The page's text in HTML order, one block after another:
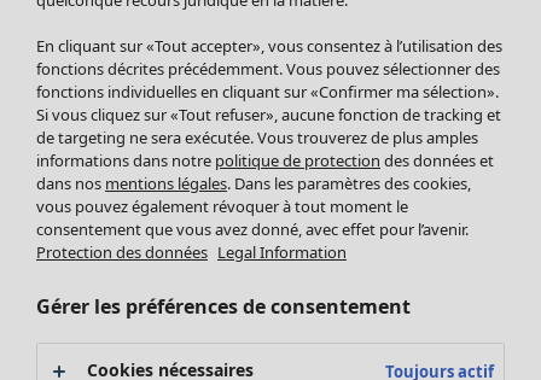
Leggings et collants
Accessoires
Chaussures
Vêtements de bain
Basics
Soldes Mobilier
Bonnes affaires déco
Décoration
Textiles
Tapis
Éponge
En cliquant sur «Tout accepter», vous consentez à l’utilisation des
fonctions décrites précédemment. Vous pouvez sélectionner des
fonctions individuelles en cliquant sur «Confirmer ma sélection».
Si vous cliquez sur «Tout refuser», aucune fonction de tracking et
de targeting ne sera exécutée. Vous trouverez de plus amples
informations dans notre politique de protection des données et
dans nos mentions légales. Dans les paramètres des cookies,
vous pouvez également révoquer à tout moment le
consentement que vous avez donné, avec effet pour l’avenir.
Protection des données Legal Information
Gérer les préférences de consentement
Cookies nécessaires Toujours actif